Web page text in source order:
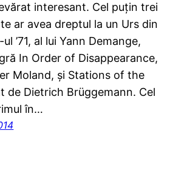
interesant. Cel puţin trei
ar avea dreptul la un Urs din
’71, al lui Yann Demange,
In Order of Disappearance,
Moland, şi Stations of the
de Dietrich Brüggemann. Cel
în…